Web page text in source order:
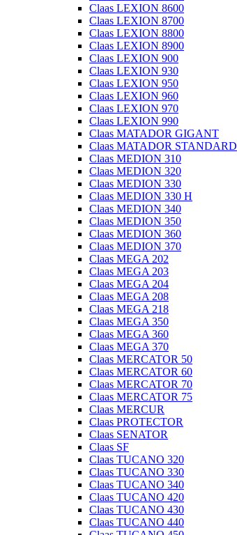
Claas LEXION 8600
Claas LEXION 8700
Claas LEXION 8800
Claas LEXION 8900
Claas LEXION 900
Claas LEXION 930
Claas LEXION 950
Claas LEXION 960
Claas LEXION 970
Claas LEXION 990
Claas MATADOR GIGANT
Claas MATADOR STANDARD
Claas MEDION 310
Claas MEDION 320
Claas MEDION 330
Claas MEDION 330 H
Claas MEDION 340
Claas MEDION 350
Claas MEDION 360
Claas MEDION 370
Claas MEGA 202
Claas MEGA 203
Claas MEGA 204
Claas MEGA 208
Claas MEGA 218
Claas MEGA 350
Claas MEGA 360
Claas MEGA 370
Claas MERCATOR 50
Claas MERCATOR 60
Claas MERCATOR 70
Claas MERCATOR 75
Claas MERCUR
Claas PROTECTOR
Claas SENATOR
Claas SF
Claas TUCANO 320
Claas TUCANO 330
Claas TUCANO 340
Claas TUCANO 420
Claas TUCANO 430
Claas TUCANO 440